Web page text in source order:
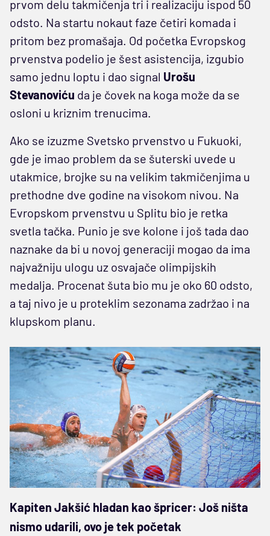
prvom delu takmičenja tri i realizaciju ispod 50
odsto. Na startu nokaut faze četiri komada i
pritom bez promašaja. Od početka Evropskog
prvenstva podelio je šest asistencija, izgubio
samo jednu loptu i dao signal Urošu
Stevanoviću da je čovek na koga može da se
osloni u kriznim trenucima.
Ako se izuzme Svetsko prvenstvo u Fukuoki,
gde je imao problem da se šuterski uvede u
utakmice, brojke su na velikim takmičenjima u
prethodne dve godine na visokom nivou. Na
Evropskom prvenstvu u Splitu bio je retka
svetla tačka. Punio je sve kolone i još tada dao
naznake da bi u novoj generaciji mogao da ima
najvažniju ulogu uz osvajače olimpijskih
medalja. Procenat šuta bio mu je oko 60 odsto,
a taj nivo je u proteklim sezonama zadržao i na
klupskom planu.
Kapiten Jakšić hladan kao špricer: Još ništa
nismo udarili, ovo je tek početak